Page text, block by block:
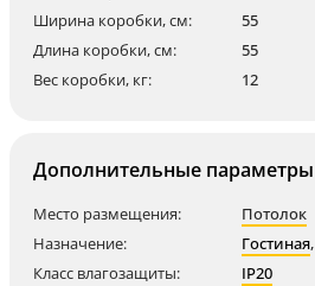
Ширина коробки, см:
55
Длина коробки, см:
55
Вес коробки, кг:
12
Дополнительные параметры
Место размещения:
Потолок
Назначение:
Гостиная,
Класс влагозащиты:
IP20